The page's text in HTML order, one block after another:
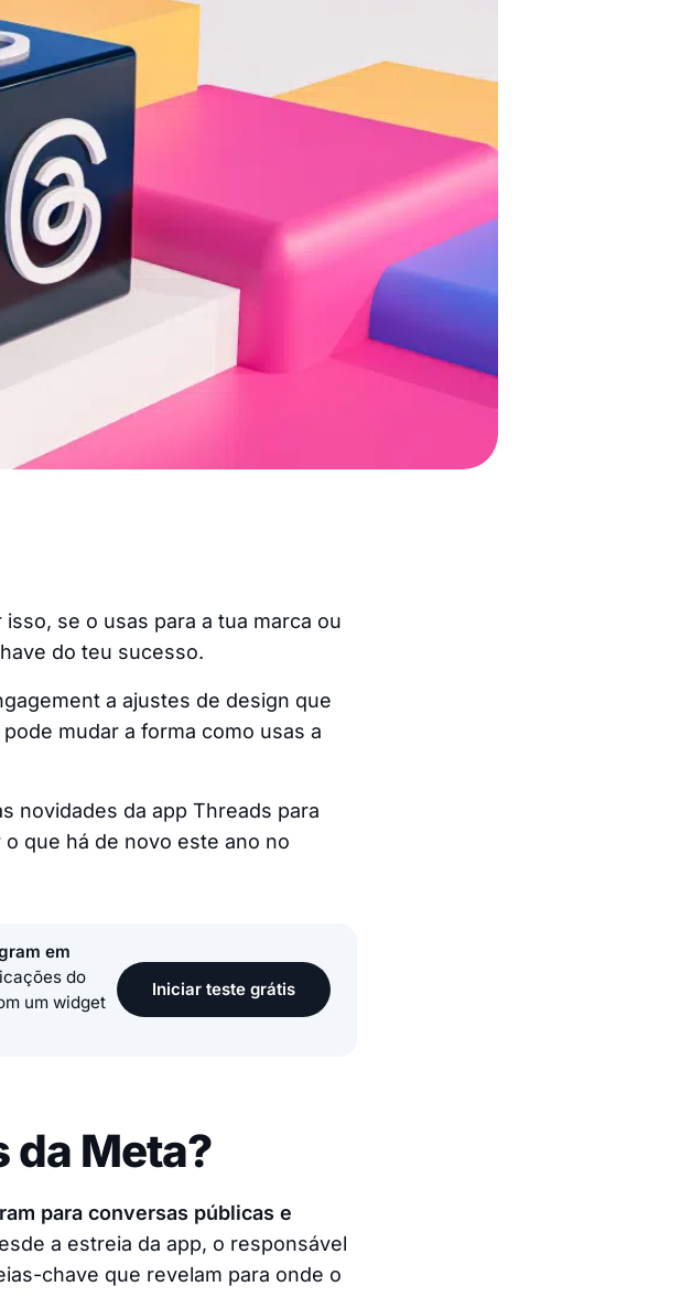
se o usas para a tua marca ou
do teu sucesso.
a ajustes de design que
mudar a forma como usas a
novidades da app Threads para
que há de novo este ano no
em
do
um widget
Iniciar teste grátis
da Meta?
para conversas públicas e
a estreia da app, o responsável
chave que revelam para onde o